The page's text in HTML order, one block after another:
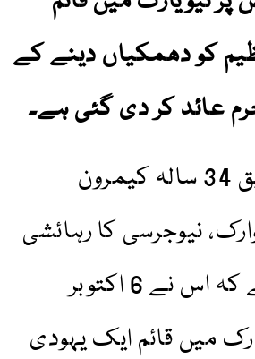
کو دھمکیاں دینے کے
عائد کر دی گئی ہے۔
حکام کے مطابق 34 سالہ کیمرون
نیوجرسی کا رہائشی
ہے، پر الزام ہے کہ اس نے 6 اکتوبر
میں قائم ایک یہودی